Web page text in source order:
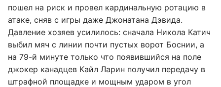
пошел на риск и провел кардинальную ротацию в
атаке, сняв с игры даже Джонатана Дэвида.
Давление хозяев усилилось: сначала Никола Катич
выбил мяч с линии почти пустых ворот Боснии, а
на 79-й минуте только что появившийся на поле
джокер канадцев Кайл Ларин получил передачу в
штрафной площадке и мощным ударом в угол